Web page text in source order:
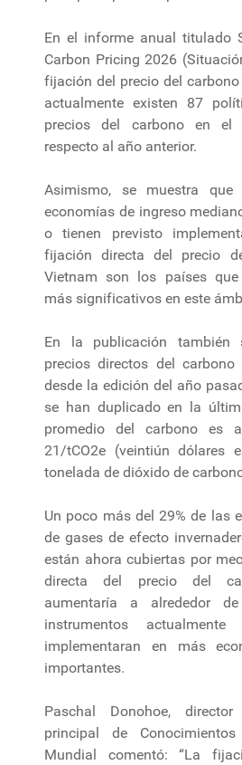
En el informe anual titulado
Carbon Pricing 2026
fijación del precio del
actualmente existen 87
precios del carbono en el
respecto al año anterior.
Asimismo, se muestra
economías de ingreso
o tienen previsto
fijación directa del precio
Vietnam son los países que
más significativos en este
En la publicación también
precios directos del
desde la edición del año
se han duplicado en la
promedio del carbono es
21/tCO2e (veintiún dólares
tonelada de dióxido de
Un poco más del 29% de las
de gases de efecto
están ahora cubiertas por
directa del precio del
aumentaría a alrededor
instrumentos
implementaran en más
importantes.
Paschal Donohoe,
principal de
Mundial comentó: “La